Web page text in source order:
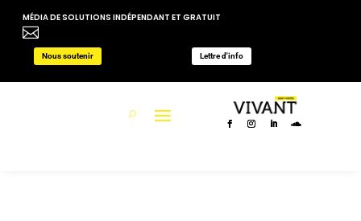
MÉDIA DE SOLUTIONS INDÉPENDANT ET GRATUIT

Nous soutenir Lettre d'info